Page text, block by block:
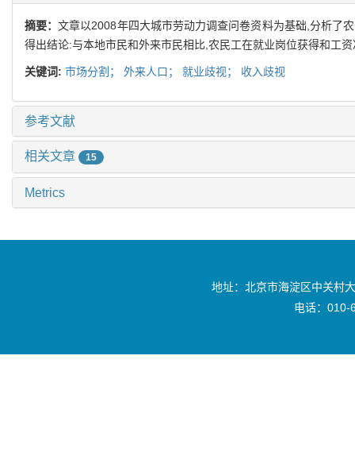
摘要：文章以2008年四大城市劳动力调查问卷资料为基础,分析了
得出结论:与本地市民和外来市民相比,农民工在就业岗位获得和工
关键词: 市场分割； 外来人口； 就业歧视； 收入歧视
参考文献
相关文章 15
Metrics
地址：北京市海淀区中关村
电话：